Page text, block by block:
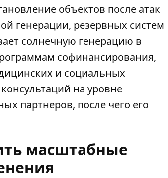
объектов после атак
генерации, резервных систем
солнечную генерацию в
софинансирования,
и социальных
на уровне
партнеров, после чего его
масштабные